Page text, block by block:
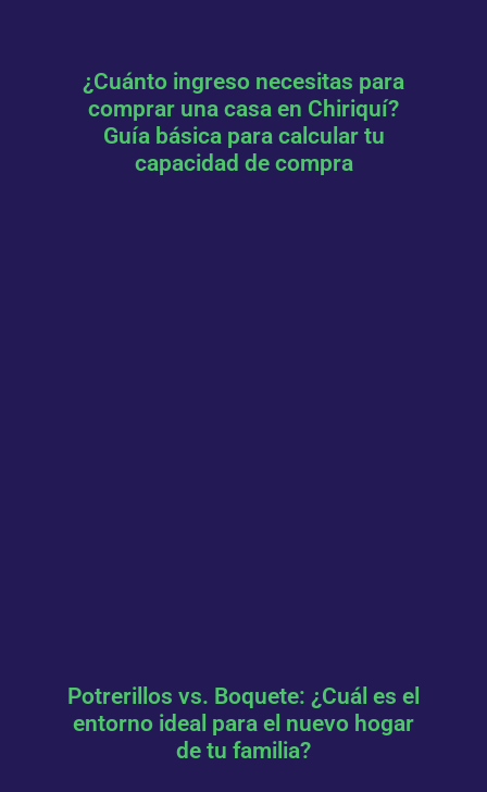
¿Cuánto ingreso necesitas para
comprar una casa en Chiriquí?
Guía básica para calcular tu
capacidad de compra
Potrerillos vs. Boquete: ¿Cuál es el
entorno ideal para el nuevo hogar
de tu familia?